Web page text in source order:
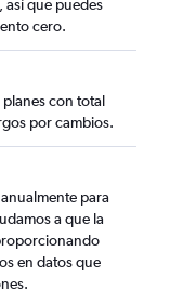
así que puedes
cero.
con total
por cambios.
para
a que la
en datos que